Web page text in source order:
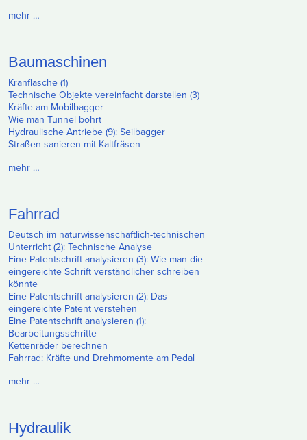
mehr …
Baumaschinen
Kranflasche (1)
Technische Objekte vereinfacht darstellen (3)
Kräfte am Mobilbagger
Wie man Tunnel bohrt
Hydraulische Antriebe (9): Seilbagger
Straßen sanieren mit Kaltfräsen
mehr …
Fahrrad
Deutsch im naturwissenschaftlich-technischen
Unterricht (2): Technische Analyse
Eine Patentschrift analysieren (3): Wie man die
eingereichte Schrift verständlicher schreiben
könnte
Eine Patentschrift analysieren (2): Das
eingereichte Patent verstehen
Eine Patentschrift analysieren (1):
Bearbeitungsschritte
Kettenräder berechnen
Fahrrad: Kräfte und Drehmomente am Pedal
mehr …
Hydraulik